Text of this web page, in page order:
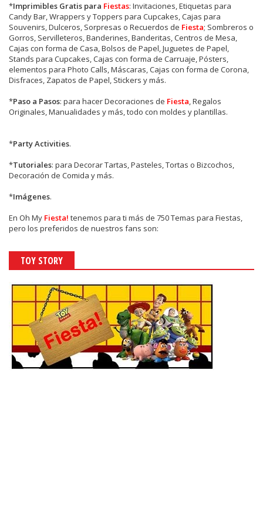
*Imprimibles Gratis para Fiestas: Invitaciones, Etiquetas para
Candy Bar, Wrappers y Toppers para Cupcakes, Cajas para
Souvenirs, Dulceros, Sorpresas o Recuerdos de Fiesta; Sombreros o
Gorros, Servilleteros, Banderines, Banderitas, Centros de Mesa,
Cajas con forma de Casa, Bolsos de Papel, Juguetes de Papel,
Stands para Cupcakes, Cajas con forma de Carruaje, Pósters,
elementos para Photo Calls, Máscaras, Cajas con forma de Corona,
Disfraces, Zapatos de Papel, Stickers y más.
*Paso a Pasos: para hacer Decoraciones de Fiesta, Regalos
Originales, Manualidades y más, todo con moldes y plantillas.
*Party Activities.
*Tutoriales: para Decorar Tartas, Pasteles, Tortas o Bizcochos,
Decoración de Comida y más.
*Imágenes.
En Oh My Fiesta! tenemos para ti más de 750 Temas para Fiestas,
pero los preferidos de nuestros fans son:
TOY STORY